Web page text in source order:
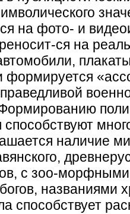
на фото- и
ся на
формируется
способствуют
наличие
с зоо-
названиями
способствует